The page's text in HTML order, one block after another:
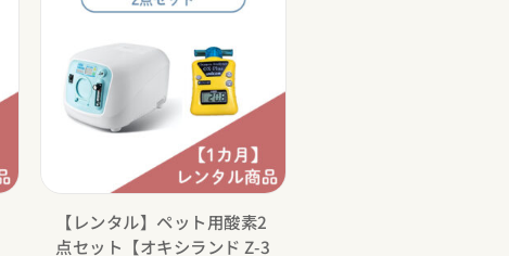
【レンタル】ペット用酸素2
点セット【オキシランド Z-3